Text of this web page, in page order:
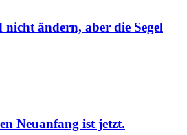
ändern, aber die Segel
Neuanfang ist jetzt.